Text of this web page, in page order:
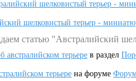
шелковистый терьер -
шелковистый терьер -
статью "Австралийский
австралийском терьере в раздел
терьере на форуме